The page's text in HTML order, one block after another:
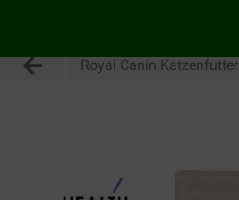
Royal Canin Katzenfutter